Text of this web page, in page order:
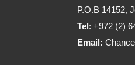
P.O.B 14152,
Tel: +972 (2)
Email: